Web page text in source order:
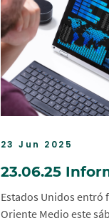
23 Jun 2025
23.06.25
Estados Unidos entró
Oriente Medio este